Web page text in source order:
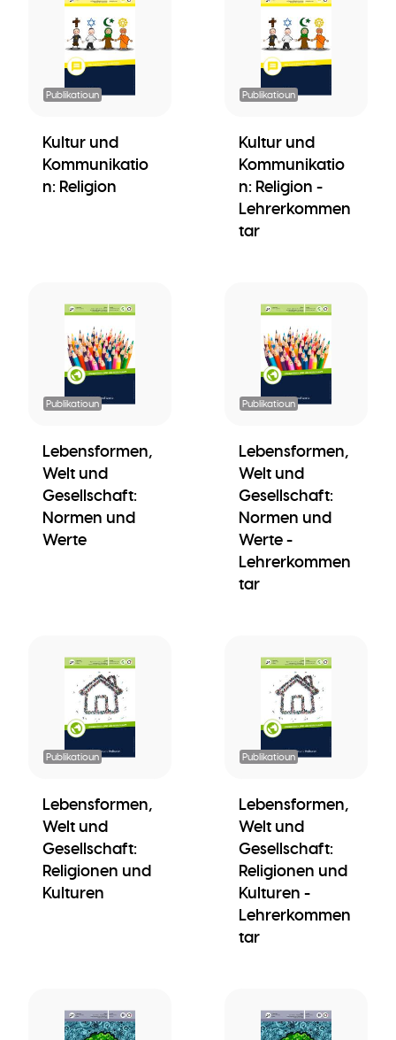
Publikatioun
Kultur und
Kommunikatio
n: Religion
Publikatioun
Kultur und
Kommunikatio
n: Religion -
Lehrerkommen
tar
Publikatioun
Lebensformen,
Welt und
Gesellschaft:
Normen und
Werte
Publikatioun
Lebensformen,
Welt und
Gesellschaft:
Normen und
Werte -
Lehrerkommen
tar
Publikatioun
Lebensformen,
Welt und
Gesellschaft:
Religionen und
Kulturen
Publikatioun
Lebensformen,
Welt und
Gesellschaft:
Religionen und
Kulturen -
Lehrerkommen
tar